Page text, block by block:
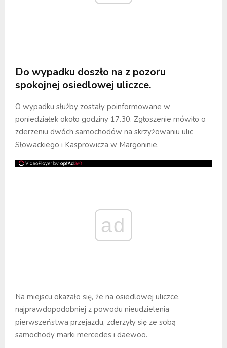
Do wypadku doszło na z pozoru
spokojnej osiedlowej uliczce.
O wypadku służby zostały poinformowane w
poniedziałek około godziny 17.30. Zgłoszenie mówiło o
zderzeniu dwóch samochodów na skrzyżowaniu ulic
Słowackiego i Kasprowicza w Margoninie.
ad
Na miejscu okazało się, że na osiedlowej uliczce,
najprawdopodobniej z powodu nieudzielenia
pierwszeństwa przejazdu, zderzyły się ze sobą
samochody marki mercedes i daewoo.